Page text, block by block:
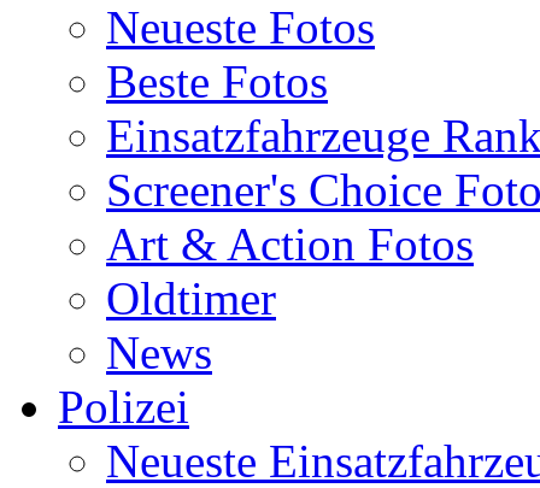
Neueste Fotos
Beste Fotos
Einsatzfahrzeuge
Screener's Choice
Art & Action Fotos
Oldtimer
News
Polizei
Neueste